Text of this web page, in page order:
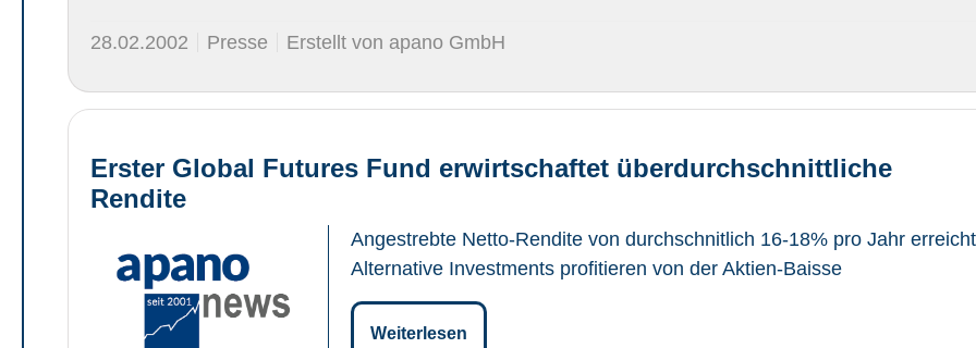
28.02.2002 Presse Erstellt von apano GmbH
Erster Global Futures Fund erwirtschaftet überdurchschnittliche
Rendite
Angestrebte Netto-Rendite von durchschnitlich 16-18% pro Jahr
Alternative Investments profitieren von der Aktien-Baisse
Weiterlesen